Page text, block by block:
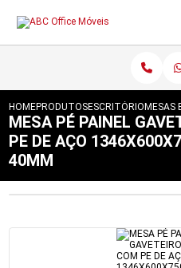
HOMEPRODUTOSESCRITÓRIO MESAS
MESA PÉ PAINEL
PE DE AÇO
40MM